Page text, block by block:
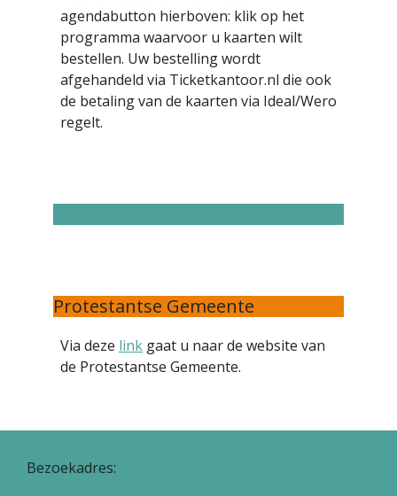
agendabutton hierboven: klik op het
programma waarvoor u kaarten wilt
bestellen. Uw bestelling wordt
afgehandeld via Ticketkantoor.nl die ook
de betaling van de kaarten via Ideal/Wero
regelt.
Protestantse Gemeente
Via deze link gaat u naar de website van
de Protestantse Gemeente.
Bezoekadres: